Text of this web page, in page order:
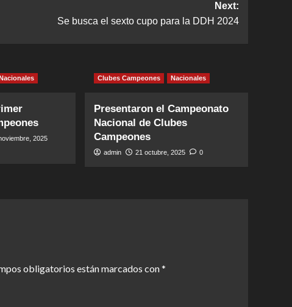
Next:
Se busca el sexto cupo para la DDH 2024
Nacionales
2025
Clubes Campeones Nacionales
Presentaron el Campeonato
Nacional de Clubes
Campeones
admin 21 octubre, 2025 0
obligatorios están marcados con*